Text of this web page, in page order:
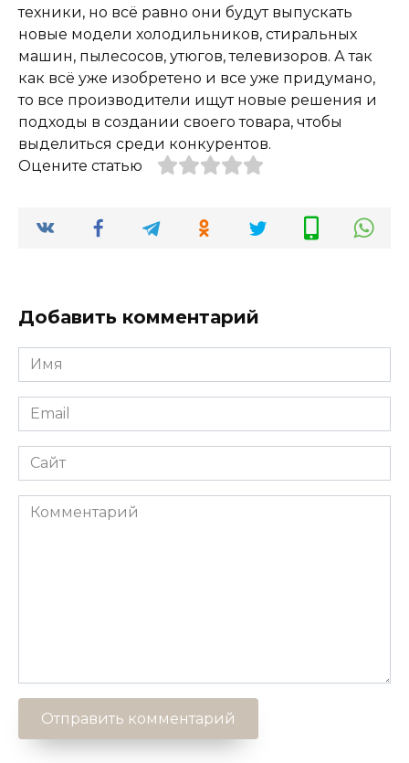
техники, но всё равно они будут выпускать
новые модели холодильников, стиральных
машин, пылесосов, утюгов, телевизоров. А так
как всё уже изобретено и все уже придумано,
то все производители ищут новые решения и
подходы в создании своего товара, чтобы
выделиться среди конкурентов.
Оцените статью
Добавить комментарий
Имя
*
Email
*
Сайт
Комментарий